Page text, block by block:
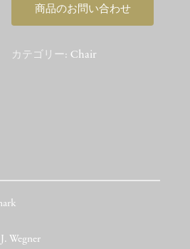
商品のお問い合わせ
カテゴリー: Chair
Wegner